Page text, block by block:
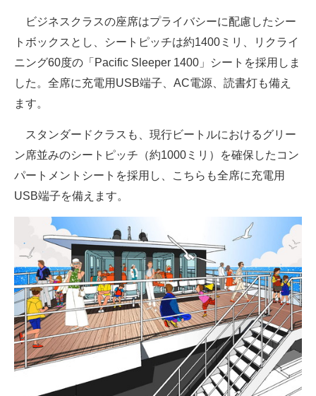
ビジネスクラスの座席はプライバシーに配慮したシー
トボックスとし、シートピッチは約1400ミリ、リクライ
ニング60度の「Pacific Sleeper 1400」シートを採用しま
した。全席に充電用USB端子、AC電源、読書灯も備え
ます。
スタンダードクラスも、現行ビートルにおけるグリー
ン席並みのシートピッチ（約1000ミリ）を確保したコン
パートメントシートを採用し、こちらも全席に充電用
USB端子を備えます。